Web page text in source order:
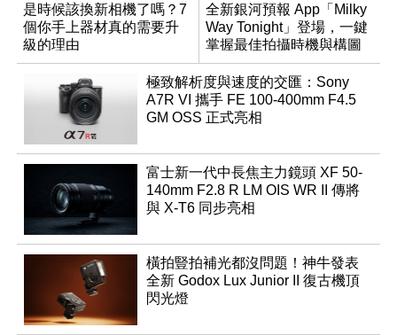
是時候該換新相機了嗎？7
個你手上器材真的需要升
級的理由
全新銀河預報 App「Milky
Way Tonight」登場，一鍵
掌握最佳拍攝時機與構圖
極致解析度與速度的交匯：Sony
A7R VI 攜手 FE 100-400mm F4.5
GM OSS 正式亮相
富士新一代中長焦主力鏡頭 XF 50-
140mm F2.8 R LM OIS WR II 傳將
與 X-T6 同步亮相
橫拍豎拍補光都沒問題！神牛發表
全新 Godox Lux Junior II 復古機頂
閃光燈